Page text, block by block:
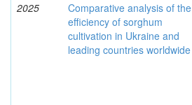
2025
Comparative analysis of the
efficiency of sorghum
cultivation in Ukraine and
leading countries worldwide